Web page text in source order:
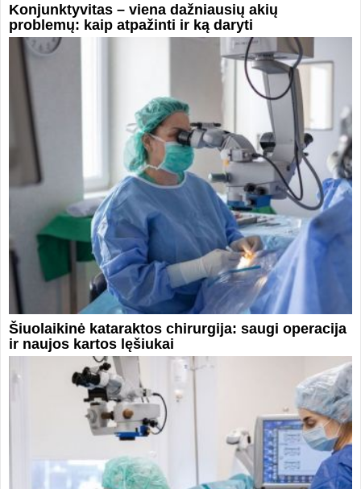
Konjunktyvitas – viena dažniausių akių
problemų: kaip atpažinti ir ką daryti
Šiuolaikinė kataraktos chirurgija: saugi operacija
ir naujos kartos lęšiukai